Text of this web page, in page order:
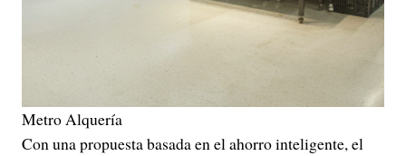
Metro Alquería
Con una propuesta basada en el ahorro inteligente, el